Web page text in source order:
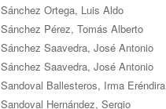
Sánchez Ortega, Luis Aldo
Sánchez Pérez, Tomás Alberto
Sánchez Saavedra, José Antonio
Sánchez Saavedra, José Antonio
Sandoval Ballesteros, Irma Eréndira
Sandoval Hernández, Sergio